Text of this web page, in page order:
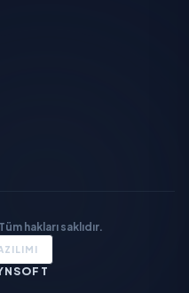
hakları saklıdır.